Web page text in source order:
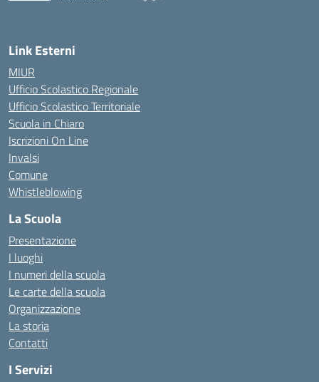
Link Esterni
MIUR
Ufficio Scolastico Regionale
Ufficio Scolastico Territoriale
Scuola in Chiaro
Iscrizioni On Line
Invalsi
Comune
Whistleblowing
La Scuola
Presentazione
I luoghi
I numeri della scuola
Le carte della scuola
Organizzazione
La storia
Contatti
I Servizi